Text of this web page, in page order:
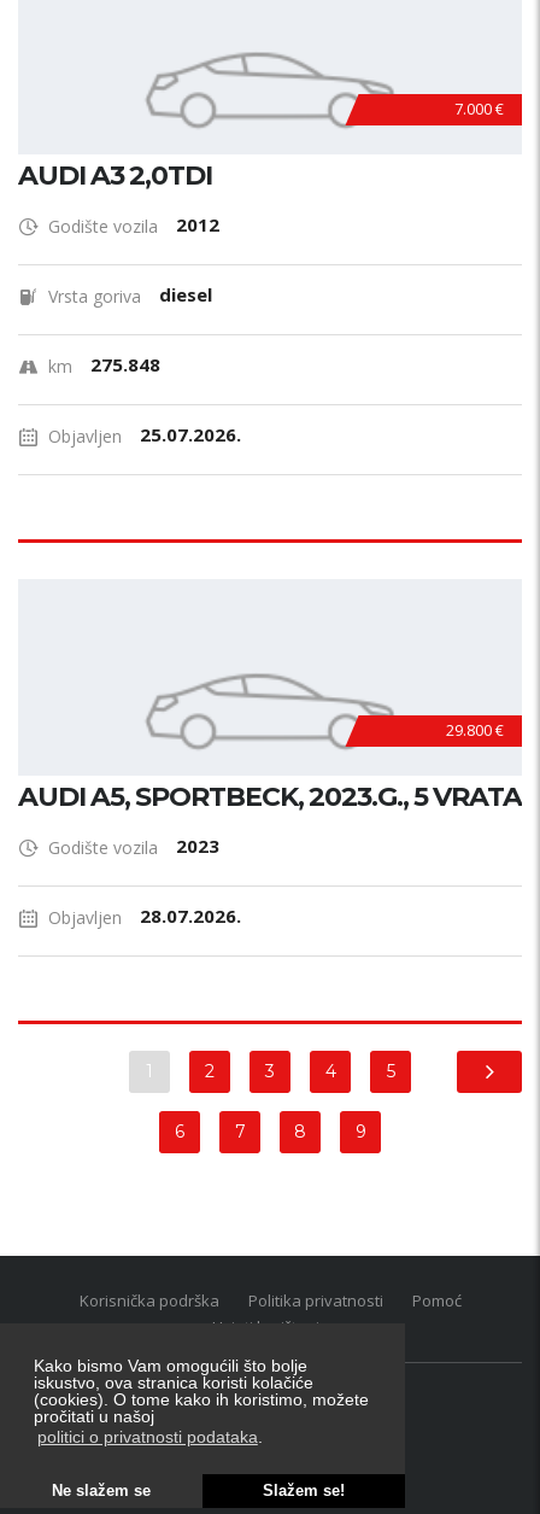
Kako bismo Vam omogućili što bolje
iskustvo, ova stranica koristi kolačiće
(cookies). O tome kako ih koristimo, možete
pročitati u našoj
politici o privatnosti podataka
Ne slažem se Slažem se!
7.000 €
AUDI A3 2,0TDI
Godište vozila 2012
Vrsta goriva diesel
km 275.848
Objavljen 25.07.2026.
29.800 €
AUDI A5, SPORTBECK, 2023.G., 5 VRATA
Godište vozila 2023
Objavljen 28.07.2026.
1 2 3 4 5
6 7 8 9
Korisnička podrška Politika privatnosti
Pomoć
Uvjeti korištenja
Oglasnik grupacija:posao.hr|oglasnik.hr|auti.hr
Tečaj za konverziju u EUR valutu: 1 euro = 7.53450 kn